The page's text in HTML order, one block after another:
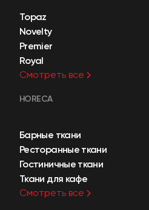
Topaz
Novelty
Premier
Royal
Смотреть все
HORECA
Барные ткани
Ресторанные ткани
Гостиничные ткани
Ткани для кафе
Смотреть все